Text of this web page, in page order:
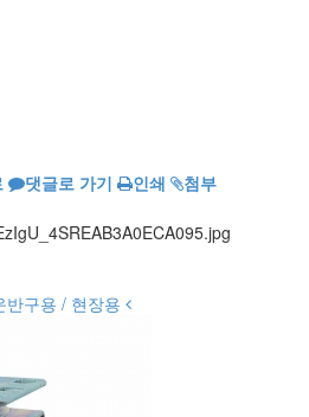
댓글로 가기 인쇄 첨부
구용 / 현장용